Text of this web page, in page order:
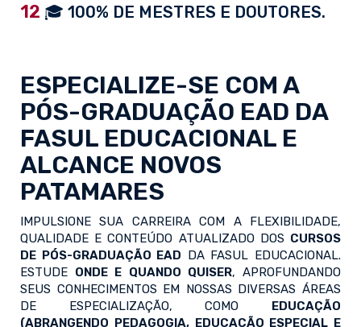
12 🎓 100% DE MESTRES E DOUTORES.
ESPECIALIZE-SE COM A
PÓS-GRADUAÇÃO EAD DA
FASUL EDUCACIONAL E
ALCANCE NOVOS
PATAMARES
IMPULSIONE SUA CARREIRA COM A FLEXIBILIDADE,
QUALIDADE E CONTEÚDO ATUALIZADO DOS CURSOS
DE PÓS-GRADUAÇÃO EAD DA FASUL EDUCACIONAL.
ESTUDE ONDE E QUANDO QUISER, APROFUNDANDO
SEUS CONHECIMENTOS EM NOSSAS DIVERSAS ÁREAS
DE ESPECIALIZAÇÃO, COMO EDUCAÇÃO
(ABRANGENDO PEDAGOGIA, EDUCAÇÃO ESPECIAL E